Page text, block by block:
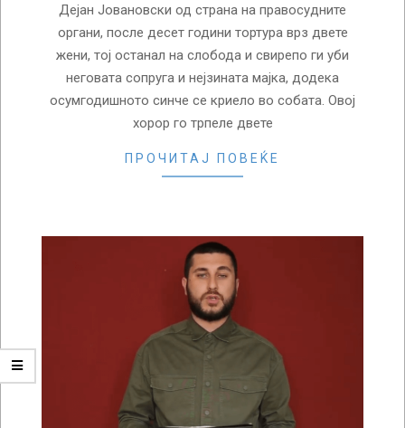
Дејан Јовановски од страна на правосудните
органи, после десет години тортура врз двете
жени, тој останал на слобода и свирепо ги уби
неговата сопруга и нејзината мајка, додека
осумгодишното синче се криело во собата. Овој
хорор го трпеле двете
ПРОЧИТАЈ ПОВЕЌЕ